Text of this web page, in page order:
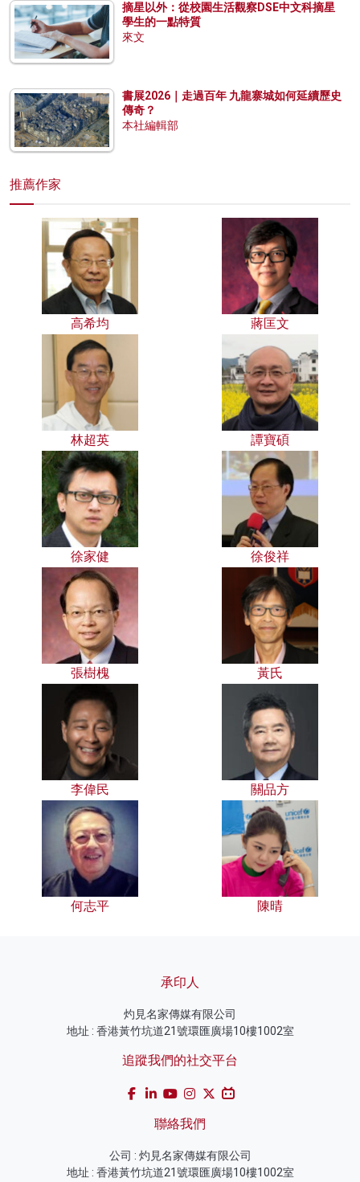
摘星以外：從校園生活觀察DSE中文科摘星
學生的一點特質
來文
書展2026｜走過百年 九龍寨城如何延續歷史
傳奇？
本社編輯部
推薦作家
高希均 蔣匡文
林超英 譚寶碩
徐家健 徐俊祥
張樹槐 黃氏
李偉民 關品方
何志平 陳晴
承印人
灼見名家傳媒有限公司
地址 : 香港黃竹坑道21號環匯廣場10樓1002室
追蹤我們的社交平台
聯絡我們
公司 : 灼見名家傳媒有限公司
地址 : 香港黃竹坑道21號環匯廣場10樓1002室